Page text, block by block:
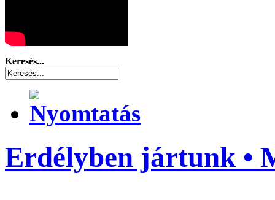
Keresés...
Erdélyben jártunk •